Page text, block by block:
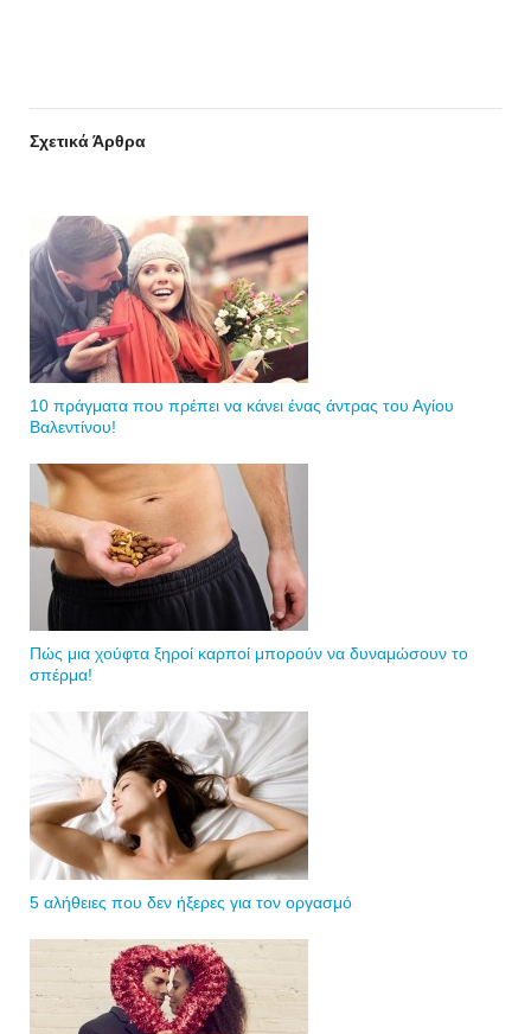
Σχετικά Άρθρα
10 πράγματα που πρέπει να κάνει ένας άντρας του Αγίου
Βαλεντίνου!
Πώς μια χούφτα ξηροί καρποί μπορούν να δυναμώσουν το
σπέρμα!
5 αλήθειες που δεν ήξερες για τον οργασμό